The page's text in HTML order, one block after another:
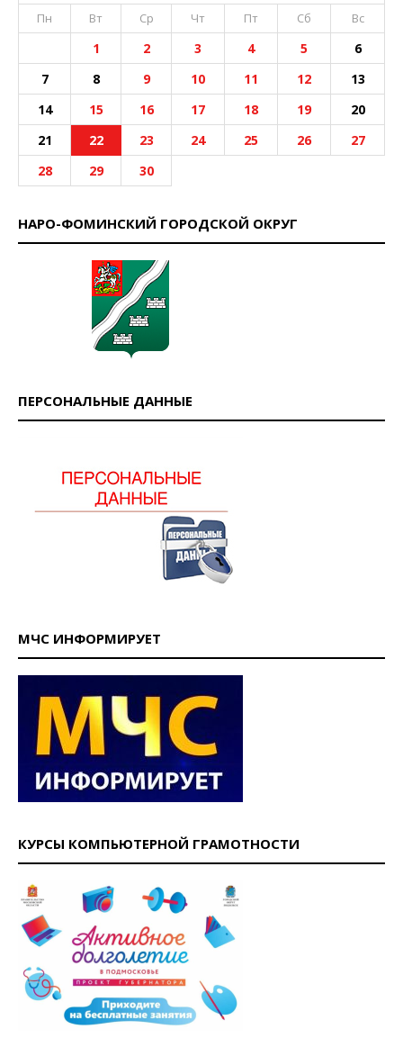
Пн Вт Ср Чт Пт Сб Вс
1 2 3 4 5
6
7
8 9 10 11 12
13
14
15 16 17 18 19
20
21
22 23 24 25 26
27
28
29 30
НАРО-ФОМИНСКИЙ ГОРОДСКОЙ ОКРУГ
ПЕРСОНАЛЬНЫЕ ДАННЫЕ
МЧС ИНФОРМИРУЕТ
КУРСЫ КОМПЬЮТЕРНОЙ ГРАМОТНОСТИ